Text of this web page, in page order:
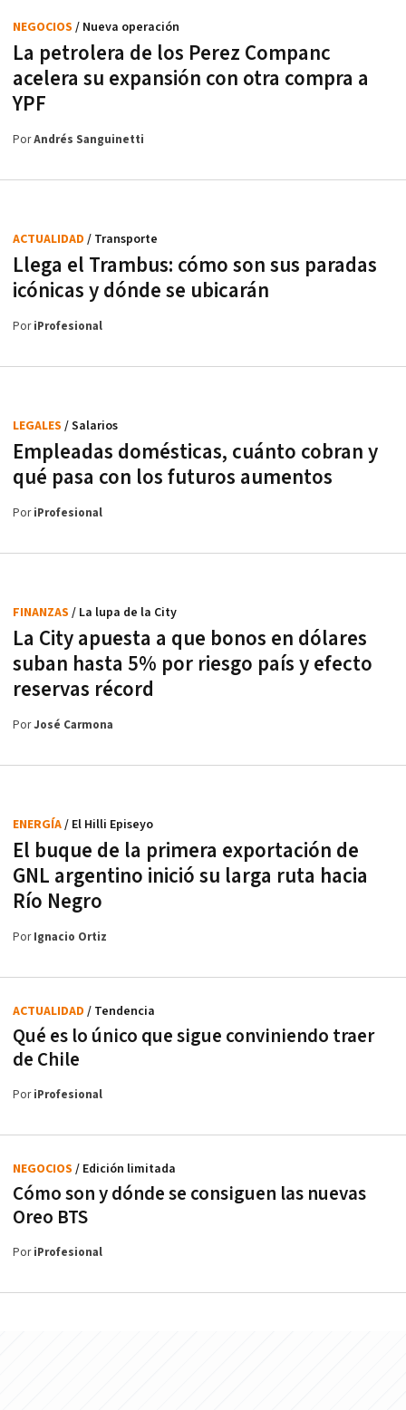
La petrolera de los Perez Companc
acelera su expansión con otra compra a
YPF
NEGOCIOS / Nueva operación
PorAndrés Sanguinetti
Llega el Trambus: cómo son sus paradas
icónicas y dónde se ubicarán
ACTUALIDAD / Transporte
PoriProfesional
Empleadas domésticas, cuánto cobran y
qué pasa con los futuros aumentos
LEGALES / Salarios
PoriProfesional
La City apuesta a que bonos en dólares
suban hasta 5% por riesgo país y efecto
reservas récord
FINANZAS / La lupa de la City
PorJosé Carmona
El buque de la primera exportación de
GNL argentino inició su larga ruta hacia
Río Negro
ENERGÍA/ El Hilli Episeyo
PorIgnacio Ortiz
Qué es lo único que sigue conviniendo traer
de Chile
ACTUALIDAD / Tendencia
PoriProfesional
Cómo son y dónde se consiguen las nuevas
Oreo BTS
NEGOCIOS / Edición limitada
PoriProfesional